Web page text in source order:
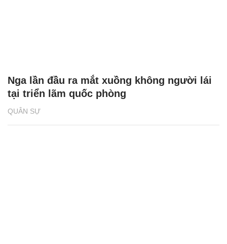
QUÂN SỰ
Nga lần đầu ra mắt xuồng không người lái
tại triển lãm quốc phòng